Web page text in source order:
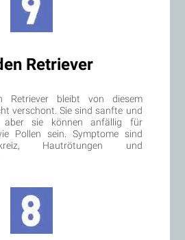
Retriever
Retriever bleibt von diesem
verschont. Sie sind sanfte und
aber sie können anfällig für
Pollen sein. Symptome sind
Hautrötungen und